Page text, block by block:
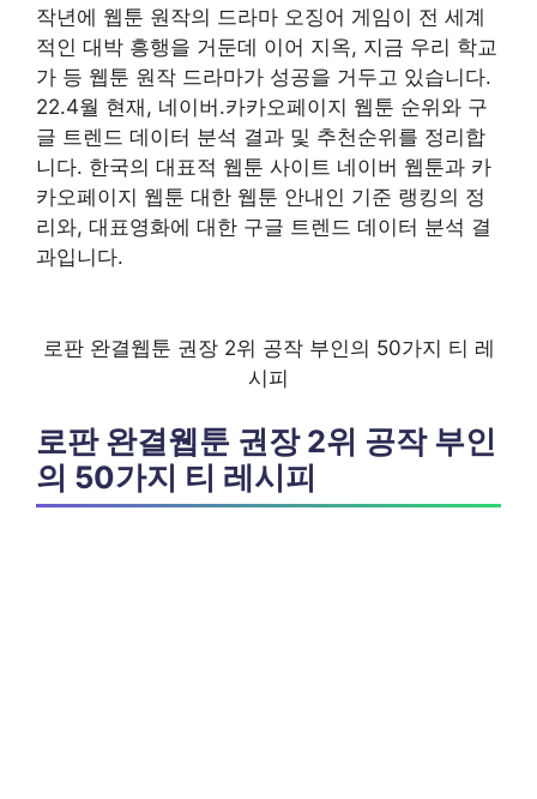
작년에 웹툰 원작의 드라마 오징어 게임이 전 세계
적인 대박 흥행을 거둔데 이어 지옥, 지금 우리 학교
가 등 웹툰 원작 드라마가 성공을 거두고 있습니다.
22.4월 현재, 네이버.카카오페이지 웹툰 순위와 구
글 트렌드 데이터 분석 결과 및 추천순위를 정리합
니다. 한국의 대표적 웹툰 사이트 네이버 웹툰과 카
카오페이지 웹툰 대한 웹툰 안내인 기준 랭킹의 정
리와, 대표영화에 대한 구글 트렌드 데이터 분석 결
과입니다.
로판 완결웹툰 권장 2위 공작 부인의 50가지 티 레
시피
로판 완결웹툰 권장 2위 공작 부인
의 50가지 티 레시피